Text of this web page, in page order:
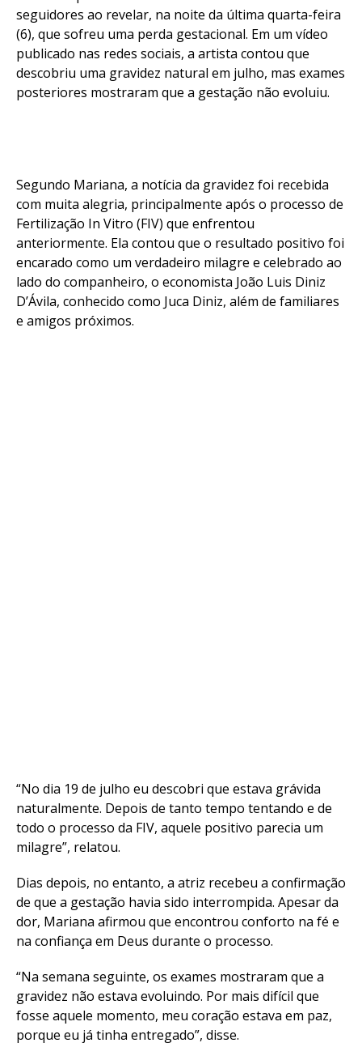
seguidores ao revelar, na noite da última quarta-feira
(6), que sofreu uma perda gestacional. Em um vídeo
publicado nas redes sociais, a artista contou que
descobriu uma gravidez natural em julho, mas exames
posteriores mostraram que a gestação não evoluiu.
Segundo Mariana, a notícia da gravidez foi recebida
com muita alegria, principalmente após o processo de
Fertilização In Vitro (FIV) que enfrentou
anteriormente. Ela contou que o resultado positivo foi
encarado como um verdadeiro milagre e celebrado ao
lado do companheiro, o economista João Luis Diniz
D’Ávila, conhecido como Juca Diniz, além de familiares
e amigos próximos.
“No dia 19 de julho eu descobri que estava grávida
naturalmente. Depois de tanto tempo tentando e de
todo o processo da FIV, aquele positivo parecia um
milagre”, relatou.
Dias depois, no entanto, a atriz recebeu a confirmação
de que a gestação havia sido interrompida. Apesar da
dor, Mariana afirmou que encontrou conforto na fé e
na confiança em Deus durante o processo.
“Na semana seguinte, os exames mostraram que a
gravidez não estava evoluindo. Por mais difícil que
fosse aquele momento, meu coração estava em paz,
porque eu já tinha entregado”, disse.